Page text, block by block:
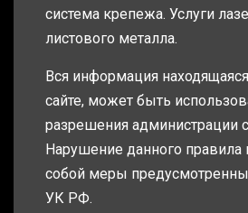
система крепежа. Услуги
листового металла.
Вся информация
сайте, может быть
разрешения администрации
Нарушение данного правила
собой меры
УК РФ.